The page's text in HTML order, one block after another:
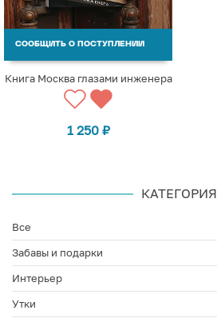
СООБЩИТЬ О ПОСТУПЛЕНИИ
Книга Москва глазами инженера
1 250 ₽
КАТЕГОРИЯ
Все
Забавы и подарки
Интерьер
Утки